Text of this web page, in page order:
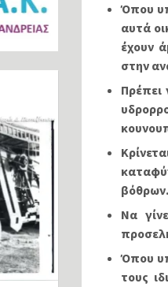
Όπου
αυτά
έχουν
στην
Πρέπει
βόθρων.
Να
Όπου
τους